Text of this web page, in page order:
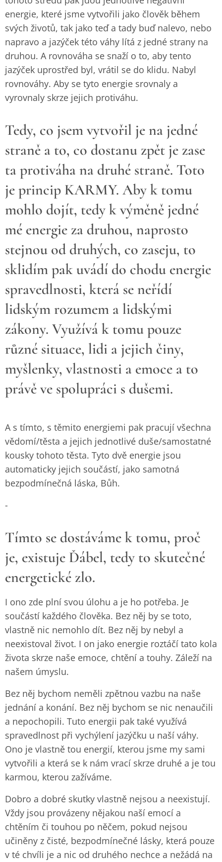
energie, které jsme vytvořili jako člověk během
svých životů, tak jako teď a tady buď nalevo, nebo
napravo a jazýček této váhy lítá z jedné strany na
druhou. A rovnováha se snaží o to, aby tento
jazýček uprostřed byl, vrátil se do klidu. Nabyl
rovnováhy. Aby se tyto energie srovnaly a
vyrovnaly skrze jejich protiváhu.
Tedy, co jsem vytvořil je na jedné
straně a to, co dostanu zpět je zase
ta protiváha na druhé straně. Toto
je princip KARMY. Aby k tomu
mohlo dojít, tedy k výměně jedné
mé energie za druhou, naprosto
stejnou od druhých, co zaseju, to
sklidím pak uvádí do chodu energie
spravedlnosti, která se neřídí
lidským rozumem a lidskými
zákony. Využívá k tomu pouze
různé situace, lidi a jejich činy,
myšlenky, vlastnosti a emoce a to
právě ve spolupráci s dušemi.
A s tímto, s těmito energiemi pak pracují všechna
vědomí/těsta a jejich jednotlivé duše/samostatné
kousky tohoto těsta. Tyto dvě energie jsou
automaticky jejich součástí, jako samotná
bezpodmínečná láska, Bůh.
-
Tímto se dostáváme k tomu, proč
je, existuje Ďábel, tedy to skutečné
energetické zlo.
I ono zde plní svou úlohu a je ho potřeba. Je
součástí každého člověka. Bez něj by se toto,
vlastně nic nemohlo dít. Bez něj by nebyl a
neexistoval život. I on jako energie roztáčí tato kola
života skrze naše emoce, chtění a touhy. Záleží na
našem úmyslu.
Bez něj bychom neměli zpětnou vazbu na naše
jednání a konání. Bez něj bychom se nic nenaučili
a nepochopili. Tuto energii pak také využívá
spravedlnost při vychýlení jazýčku u naší váhy.
Ono je vlastně tou energií, kterou jsme my sami
vytvořili a která se k nám vrací skrze druhé a je tou
karmou, kterou zažíváme.
Dobro a dobré skutky vlastně nejsou a neexistují.
Vždy jsou provázeny nějakou naší emocí a
chtěním či touhou po něčem, pokud nejsou
učiněny z čisté, bezpodmínečné lásky, která pouze
v té chvíli je a nic od druhého nechce a nežádá na